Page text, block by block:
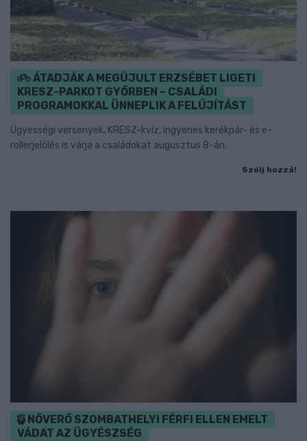
ÁTADJÁK A MEGÚJULT ERZSÉBET LIGETI
KRESZ-PARKOT GYŐRBEN – CSALÁDI
PROGRAMOKKAL ÜNNEPLIK A FELÚJÍTÁST
Ügyességi versenyek, KRESZ-kvíz, ingyenes kerékpár- és e-
rollerjelölés is várja a családokat augusztus 8-án.
Szólj hozzá!
NŐVERŐ SZOMBATHELYI FÉRFI ELLEN EMELT
VÁDAT AZ ÜGYÉSZSÉG